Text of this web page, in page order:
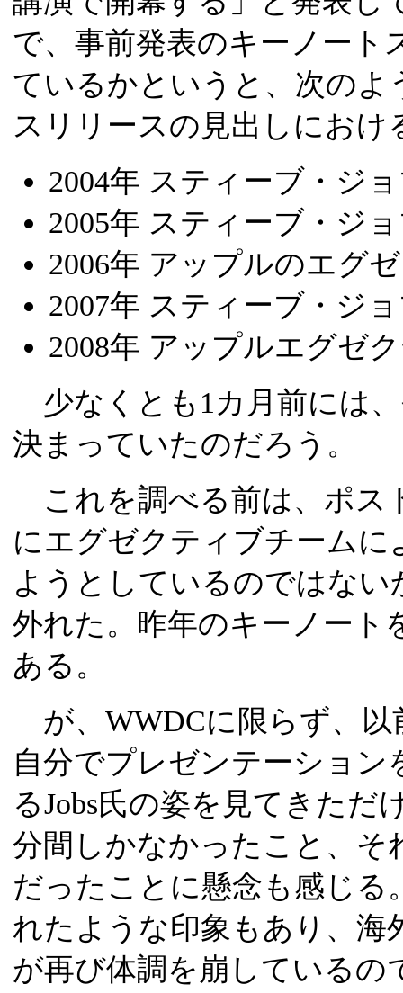
で、事前発表のキーノート
ているかというと、次の
スリリースの見出しにおけ
2004年 スティーブ・ジ
2005年 スティーブ・ジ
2006年 アップルのエグ
2007年 スティーブ・ジ
2008年 アップルエグゼ
少なくとも1カ月前には
決まっていたのだろう。
これを調べる前は、ポス
にエグゼクティブチーム
ようとしているのではな
外れた。昨年のキーノート
ある。
が、WWDCに限らず、以
自分でプレゼンテーショ
るJobs氏の姿を見てきただ
分間しかなかったこと、そ
だったことに懸念も感じ
れたような印象もあり、海
が再び体調を崩しているの